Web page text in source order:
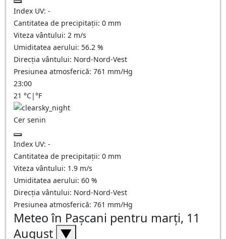
Index UV: -
Cantitatea de precipitații: 0 mm
Viteza vântului: 2 m/s
Umiditatea aerului: 56.2 %
Direcția vântului: Nord-Nord-Vest
Presiunea atmosferică: 761 mm/Hg
23:00
21 °C|°F
Cer senin
Index UV: -
Cantitatea de precipitații: 0 mm
Viteza vântului: 1.9 m/s
Umiditatea aerului: 60 %
Direcția vântului: Nord-Nord-Vest
Presiunea atmosferică: 761 mm/Hg
Meteo în Paşcani pentru marți, 11
August ▼